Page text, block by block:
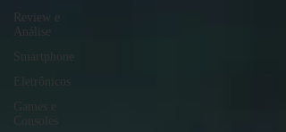
Review e
Análise
Smartphone
Eletrônicos
Games e
Consoles